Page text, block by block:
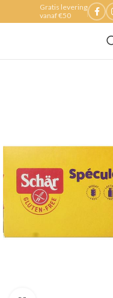
Gratis levering
vanaf €50